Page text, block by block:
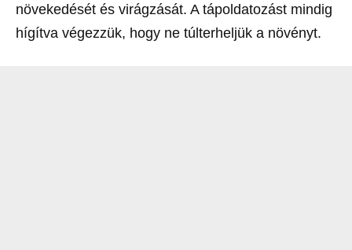
növekedését és virágzását. A tápoldatozást mindig
hígítva végezzük, hogy ne túlterheljük a növényt.